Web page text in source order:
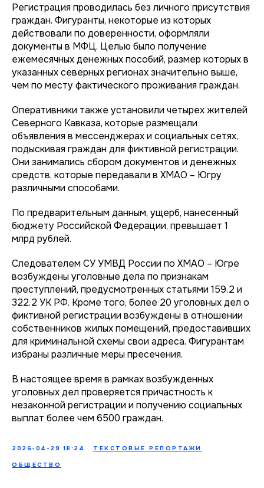
Регистрация проводилась без личного присутствия
граждан. Фигуранты, некоторые из которых
действовали по доверенности, оформляли
документы в МФЦ. Целью было получение
ежемесячных денежных пособий, размер которых в
указанных северных регионах значительно выше,
чем по месту фактического проживания граждан.
Оперативники также установили четырех жителей
Северного Кавказа, которые размещали
объявления в мессенджерах и социальных сетях,
подыскивая граждан для фиктивной регистрации.
Они занимались сбором документов и денежных
средств, которые передавали в ХМАО – Югру
различными способами.
По предварительным данным, ущерб, нанесенный
бюджету Российской Федерации, превышает 1
млрд рублей.
Следователем СУ УМВД России по ХМАО – Югре
возбуждены уголовные дела по признакам
преступлений, предусмотренных статьями 159.2 и
322.2 УК РФ. Кроме того, более 20 уголовных дел о
фиктивной регистрации возбуждены в отношении
собственников жилых помещений, предоставивших
для криминальной схемы свои адреса. Фигурантам
избраны различные меры пресечения.
В настоящее время в рамках возбужденных
уголовных дел проверяется причастность к
незаконной регистрации и получению социальных
выплат более чем 6500 граждан.
2026-04-29 18:24 ТЕКСТОВЫЕ РЕПОРТАЖИ
ОБЩЕСТВО